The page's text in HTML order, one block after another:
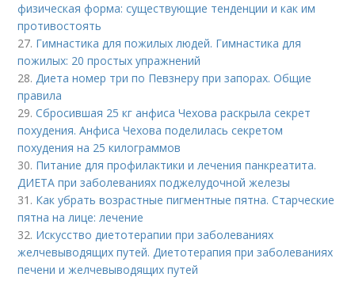
физическая форма: существующие тенденции и как им
противостоять
27. Гимнастика для пожилых людей. Гимнастика для
пожилых: 20 простых упражнений
28.Диета номер три по Певзнеру при запорах. Общие
правила
29.Сбросившая 25 кг анфиса Чехова раскрыла секрет
похудения. Анфиса Чехова поделилась секретом
похудения на 25 килограммов
30. Питание для профилактики и лечения панкреатита.
ДИЕТА при заболеваниях поджелудочной железы
31. Как убрать возрастные пигментные пятна. Старческие
пятна на лице: лечение
32. Искусство диетотерапии при заболеваниях
желчевыводящих путей. Диетотерапия при заболеваниях
печени и желчевыводящих путей